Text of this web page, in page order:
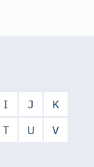
I J
K
T U
V